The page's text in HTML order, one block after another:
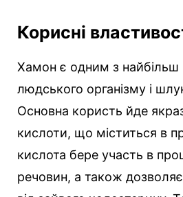
Корисні
Хамон є одним з найбільш
людського організму і
Основна користь йде якраз
кислоти, що міститься в
кислота бере участь в
речовин, а також